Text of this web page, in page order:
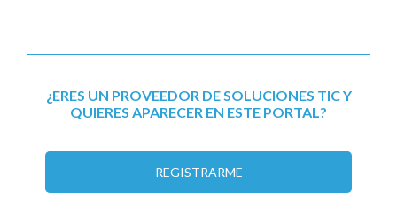
¿ERES UN PROVEEDOR DE SOLUCIONES TIC Y
QUIERES APARECER EN ESTE PORTAL?
REGISTRARME